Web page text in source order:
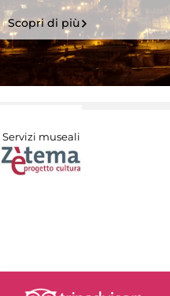
Scopri di più
Servizi museali